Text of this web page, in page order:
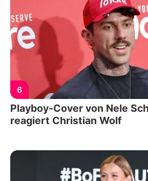
6
Playboy-Cover von Nele
reagiert Christian Wolf